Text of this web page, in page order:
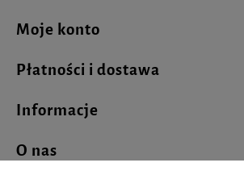
Moje konto
Płatności i dostawa
Informacje
O nas